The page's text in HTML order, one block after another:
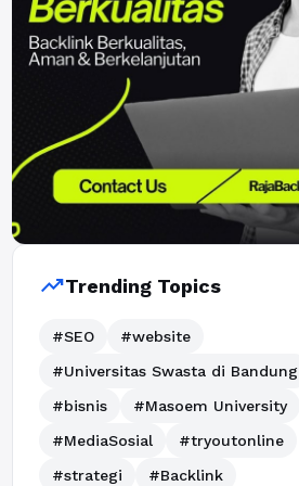
trending_upTrending Topics
#SEO
#website
#Universitas Swasta di Bandung
#bisnis
#Masoem University
#MediaSosial
#tryoutonline
#strategi
#Backlink